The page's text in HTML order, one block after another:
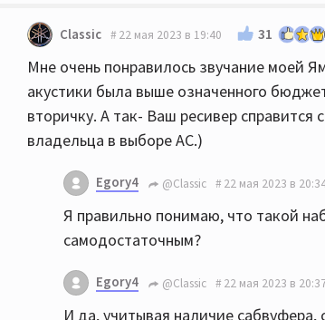
Classic 22 мая 2023 в 19:40 31
Мне очень понравилось звучание моей
акустики была выше означенного
вторичку. А так- Ваш ресивер
владельца в выборе АС.)
Egory4 @Classic 22 мая 2023 в
Я правильно понимаю, что такой
самодостаточным?
Egory4 @Classic 22 мая 2023 в
И да, учитывая наличие